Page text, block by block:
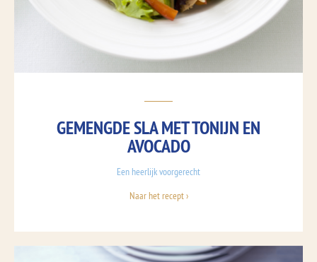
GEMENGDE SLA MET TONIJN EN
AVOCADO
Een heerlijk voorgerecht
Naar het recept ›